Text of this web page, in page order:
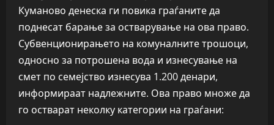
Куманово денеска ги повика граѓаните да
поднесат барање за остварување на ова право.
Субвенционирањето на комуналните трошоци,
односно за потрошена вода и изнесување на
смет по семејство изнесува 1.200 денари,
информираат надлежните. Ова право множе да
го остварат неколку категории на граѓани: